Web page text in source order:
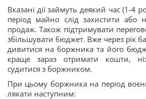
Вказані дії займуть деякий час (1-4
період майно слід захистити або
продаж. Також підтримувати
збільшувати бюджет. Вже через рік
дивитися на боржника та його
краще зараз отримати кошти,
судитися з боржником.
При цьому боржника на період
лякати наступним: